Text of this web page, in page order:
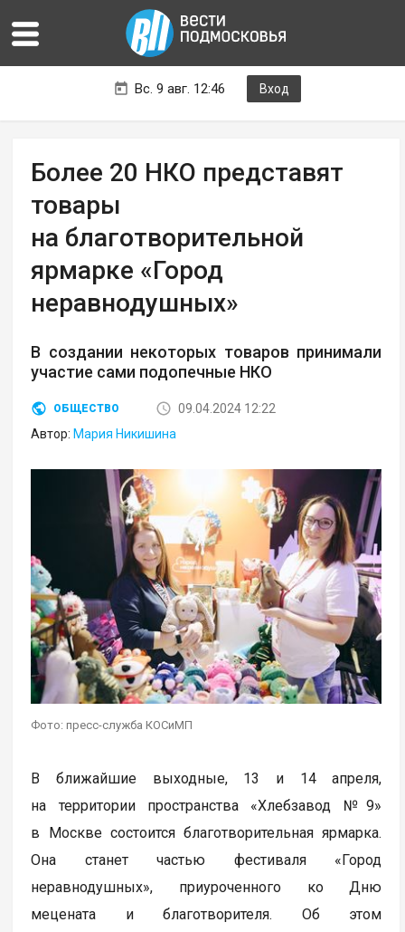
Вс. 9 авг. 12:46 Вход
Более 20 НКО представят
товары
на благотворительной
ярмарке «Город
неравнодушных»
В создании некоторых товаров принимали
участие сами подопечные НКО
ОБЩЕСТВО
09.04.2024 12:22
Автор: Мария Никишина
Фото: пресс-служба КОСиМП
В ближайшие выходные, 13 и 14 апреля,
на территории пространства «Хлебзавод №9»
в Москве состоится благотворительная ярмарка.
Она станет частью фестиваля «Город
неравнодушных», приуроченного ко Дню
мецената и благотворителя. Об этом